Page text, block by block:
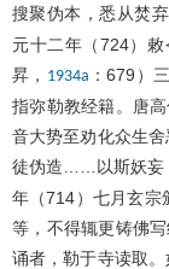
搜聚伪本，悉从焚弃
元十二年（724）
昇， 1934a ：679）
指弥勒教经籍。唐
音大势至劝化众生
徒伪造……以斯妖妄
年（714）七月玄宗
等，不得辄更铸佛
诵者，勒于寺读取